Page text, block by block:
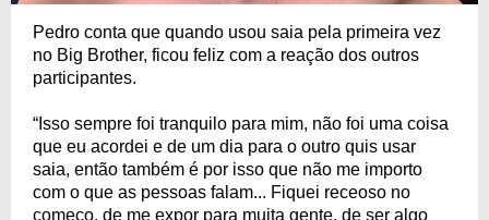
Pedro conta que quando usou saia pela primeira vez
no Big Brother, ficou feliz com a reação dos outros
participantes.
“Isso sempre foi tranquilo para mim, não foi uma coisa
que eu acordei e de um dia para o outro quis usar
saia, então também é por isso que não me importo
com o que as pessoas falam... Fiquei receoso no
começo, de me expor para muita gente, de ser algo